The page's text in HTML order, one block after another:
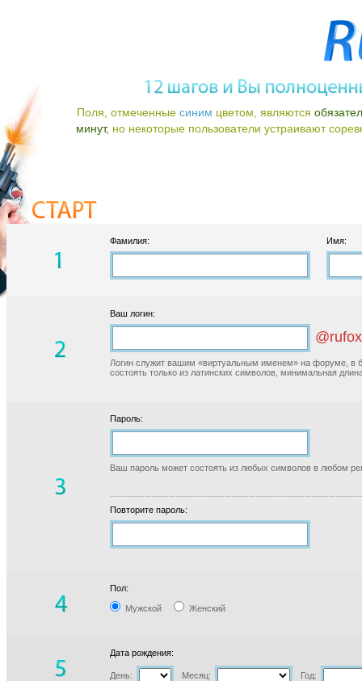
Поля, отмеченные синим цветом, являются
минут, но некоторые пользователи устраивают
Фамилия: Имя:
Ваш логин:
Логин служит вашим «виртуальным именем» на форуме, в
состоять только из латинских символов, минимальная
Пароль:
Ваш пароль может состоять из любых символов в любом
Повторите пароль:
Пол:
Мужской Женский
Дата рождения:
День: Месяц: Год: